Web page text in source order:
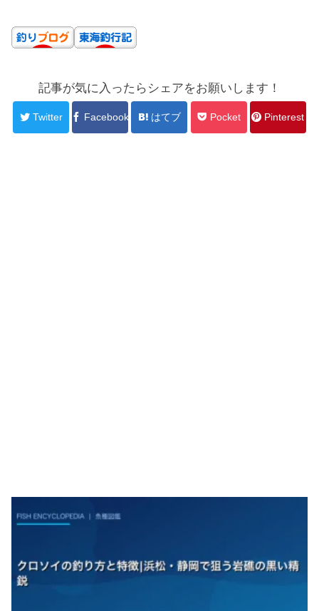
記事が気に入ったらシェアをお願いします！
Twitter Facebook はてブ Pocket Pinterest